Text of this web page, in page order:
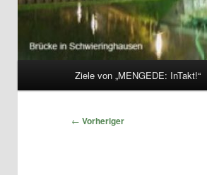
Ziele von „MENGEDE: InTakt!“
Beitragsnavigation
← Vorheriger